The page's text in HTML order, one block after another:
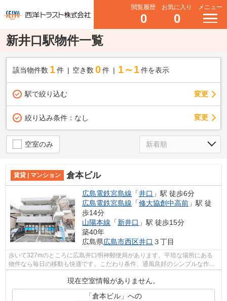
閲覧履歴
0
お気に入り
0
メニュー
新井口駅物件一覧
該当物件数 1件 空き数 0 件 1～1 件を表示
駅で絞り込む 変更
絞り込み条件： なし 変更
空室のみ
賃貸 | マンション 倉本ビル
広島電鉄宮島線 「井口 」駅 徒歩6分
広島電鉄宮島線 「修大協創中高前 」駅 徒
歩14分
山陽本線 「新井口 」駅 徒歩15分
築40年
広島県広島市西区井口 ３丁目
歩いて327mのところに広島井口明神郵便局があります。平坦な場所にある
物件なら毎日の移動も快適です。こだわり条件、通風良好のシンプルな作り
現在空室情報がありません。
「倉本ビル」への